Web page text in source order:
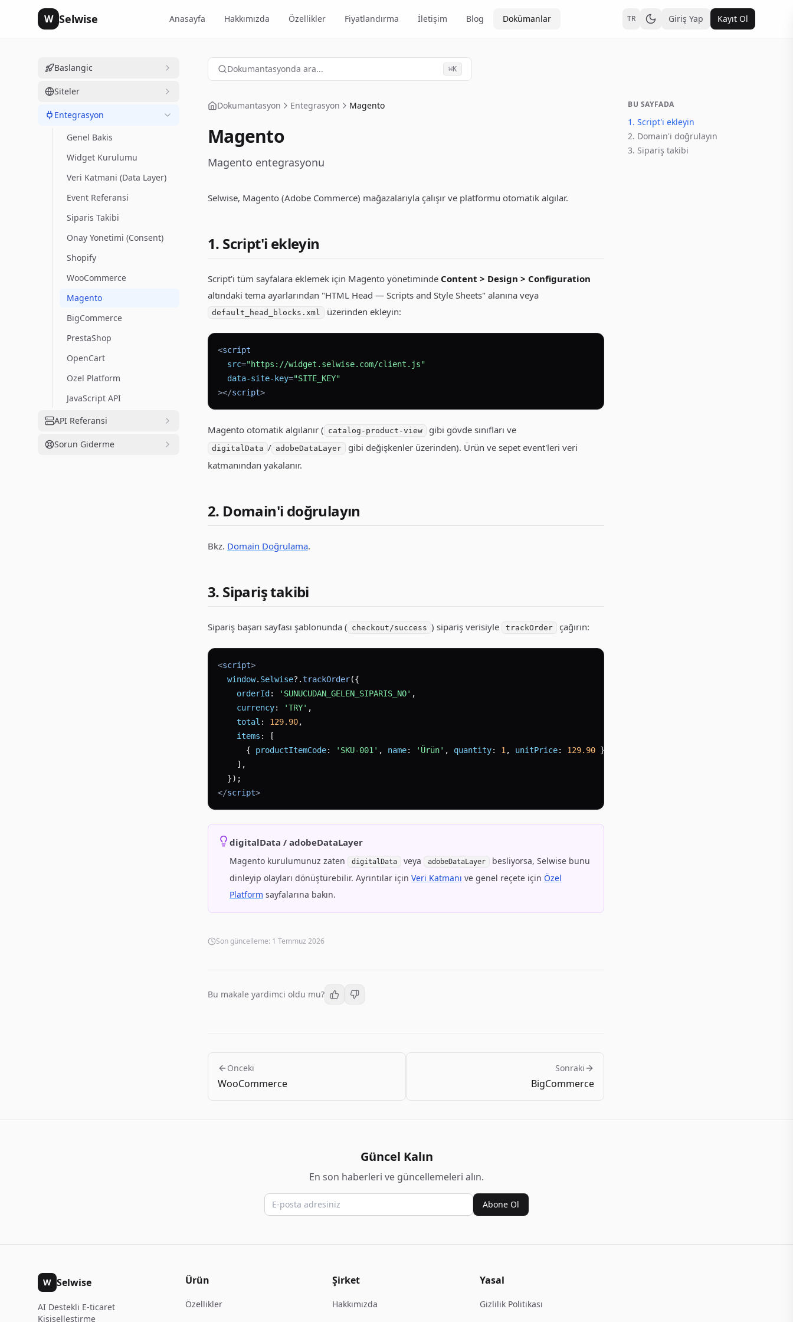
W Selwise Anasayfa Hakkımızda Özellikler Fiyatlandırma İletişim Blog Dokümanlar TR Giriş Yap Kayıt Ol
Baslangic
Siteler
Entegrasyon
Genel Bakis
Widget Kurulumu
Veri Katmani (Data Layer)
Event Referansi
Siparis Takibi
Onay Yonetimi (Consent)
Shopify
WooCommerce
Magento
BigCommerce
PrestaShop
OpenCart
Ozel Platform
JavaScript API
API Referansi
Sorun Giderme
Dokumantasyonda ara... ⌘K
Dokumantasyon Entegrasyon Magento
Magento
Magento entegrasyonu
Selwise, Magento (Adobe Commerce) mağazalarıyla çalışır ve platformu otomatik algılar.
1. Script'i ekleyin
Script'i tüm sayfalara eklemek için Magento yönetiminde Content > Design > Configuration
altındaki tema ayarlarından "HTML Head — Scripts and Style Sheets" alanına veya
default_head_blocks.xml üzerinden ekleyin:
<script
src="https://widget.selwise.com/client.js"
data-site-key="SITE_KEY"
></script>
Magento otomatik algılanır ( catalog-product-view gibi gövde sınıfları ve
digitalData / adobeDataLayer
gibi değişkenler üzerinden). Ürün ve sepet event'leri veri
katmanından yakalanır.
2. Domain'i doğrulayın
Bkz. Domain Doğrulama.
3. Sipariş takibi
Sipariş başarı sayfası şablonunda ( checkout/success ) sipariş verisiyle trackOrder çağırın:
<script>
window. Selwise?.trackOrder({
orderId : 'SUNUCUDAN_GELEN_SIPARIS_NO' ,
currency: 'TRY' ,
total : 129.90,
items : [
      {
productItemCode: 'SKU-001' , name: 'Ürün' , quantity: 1 , unitPrice: 129.90 },
    ],
</script>
digitalData / adobeDataLayer
Magento kurulumunuz zaten digitalData veya adobeDataLayer
besliyorsa, Selwise bunu
dinleyip olayları dönüştürebilir. Ayrıntılar için Veri Katmanı ve genel reçete için Özel
Platform sayfalarına bakın.
Son güncelleme: 1 Temmuz 2026
Bu makale yardimci oldu mu?
Onceki
WooCommerce
Sonraki
BigCommerce
BU SAYFADA
1. Script'i ekleyin
2. Domain'i doğrulayın
3. Sipariş takibi
Güncel Kalın
En son haberleri ve güncellemeleri alın.
Abone Ol
W Selwise
AI Destekli E-ticaret
Kişiselleştirme
Ürün
Özellikler
Şirket
Hakkımızda
Yasal
Gizlilik Politikası